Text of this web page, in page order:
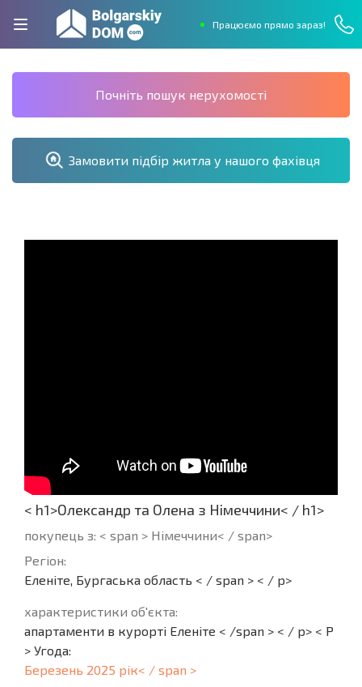
Працюємо прямо зараз!
Почніть пошук нерухомості
Замовити підбір житла у нашого фахівця
< h1>Олександр та Олена з Німеччини< / h1>
покупець з: < span > Німеччини< / span>
Регіон:
Еленіте, Бургаська область < / span > < / p>
характеристики об'єкта:
апартаменти в курорті Еленіте < /span > < / p> < P
> Угода:
Березень 2025 рік< / span >